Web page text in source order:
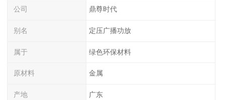
公司 鼎尊时代
别名 定压广播功放
属于 绿色环保材料
原材料 金属
产地 广东